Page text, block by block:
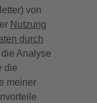
von
Nutzung
durch
Analyse
die
meiner